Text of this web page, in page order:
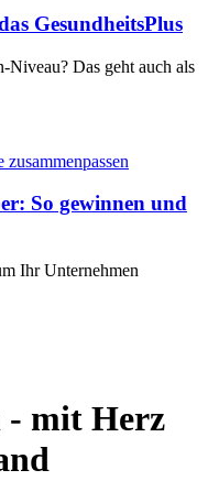
GesundheitsPlus
Niveau? Das geht auch als
So gewinnen und
Ihr Unternehmen
- mit Herz